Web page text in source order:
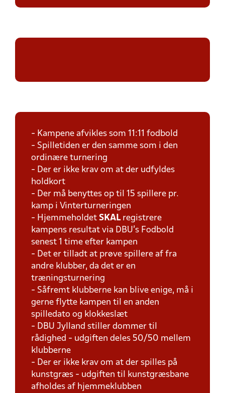
- Kampene afvikles som 11:11 fodbold
- Spilletiden er den samme som i den
ordinære turnering
- Der er ikke krav om at der udfyldes
holdkort
- Der må benyttes op til 15 spillere pr.
kamp i Vinterturneringen
- Hjemmeholdet SKAL registrere
kampens resultat via DBU's Fodbold
senest 1 time efter kampen
- Det er tilladt at prøve spillere af fra
andre klubber, da det er en
træningsturnering
- Såfremt klubberne kan blive enige, må i
gerne flytte kampen til en anden
spilledato og klokkeslæt
- DBU Jylland stiller dommer til
rådighed - udgiften deles 50/50 mellem
klubberne
- Der er ikke krav om at der spilles på
kunstgræs - udgiften til kunstgræsbane
afholdes af hjemmeklubben